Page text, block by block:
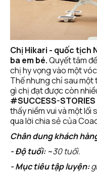
Chị Hikari - quốc tịch
ba em bé. Quyết tâm
chị hy vọng vào một
Thế nhưng chỉ sau một
gì chị đạt được còn
#SUCCESS-STORIES
thấy niềm vui và một lối
qua lời chia sẻ của
Chân dung khách
- Độ tuổi: ~30 tuổi.
- Mục tiêu tập luyện: